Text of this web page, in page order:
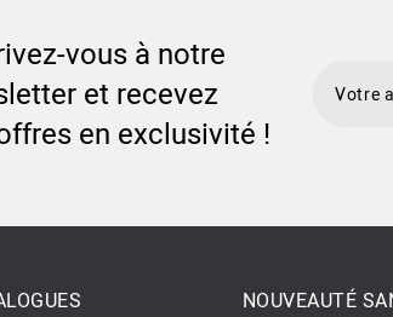
vous à notre
et recevez
en exclusivité !
NOUVEAUTÉ